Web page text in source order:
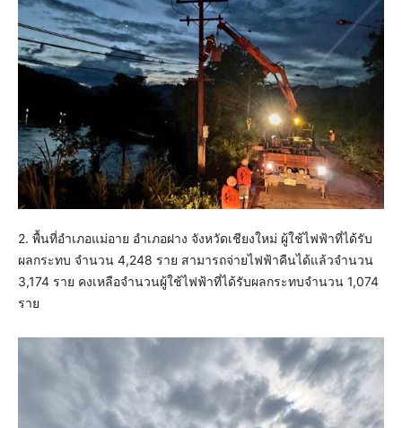
2. พื้นที่อำเภอแม่อาย อำเภอฝาง จังหวัดเชียงใหม่ ผู้ใช้ไฟฟ้าที่ได้รับ
ผลกระทบ จำนวน 4,248 ราย สามารถจ่ายไฟฟ้าคืนได้แล้วจำนวน
3,174 ราย คงเหลือจำนวนผู้ใช้ไฟฟ้าที่ได้รับผลกระทบจำนวน 1,074
ราย